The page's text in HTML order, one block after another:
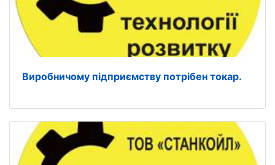
Виробничому підприємству потрібен токар.